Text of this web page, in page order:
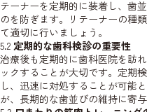
テーナーを定期的に装着し、歯
のを防ぎます。リテーナーの種
て適切に行いましょう。
5.2 定期的な歯科検診の重要性
治療後も定期的に歯科医院を訪
ックすることが大切です。定期
し、迅速に対処することが可能
が、長期的な歯並びの維持に寄与